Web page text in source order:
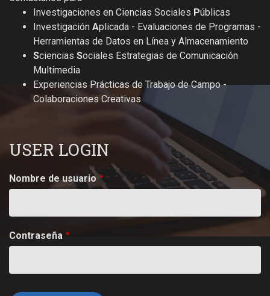
Investigaciones en Ciencias Sociales Públicas
Investigación Aplicada - Evaluaciones de Programas -
Herramientas de Datos en Línea y Almacenamiento
Sciencias Sociales Estrategias de Comunicación
Multimedia
Experiencias Prácticas de Trabajo de Campo -
Colaboraciones Creativas
USER LOGIN
Nombre de usuario
Contraseña